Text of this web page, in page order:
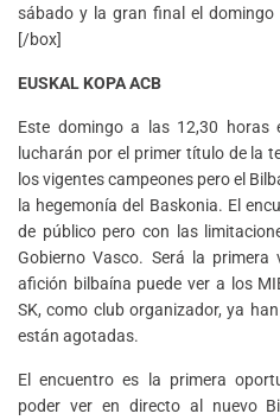
sábado y la gran final el
[/box]
EUSKAL KOPA ACB
Este domingo a las 12,30 horas
lucharán por el primer título de la
los vigentes campeones pero el
la hegemonía del Baskonia. El
de público pero con las
Gobierno Vasco. Será la
afición bilbaína puede ver a los
SK, como club organizador, ya
están agotadas.
El encuentro es la primera
poder ver en directo al nuevo